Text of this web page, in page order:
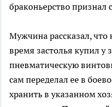
браконьерство признал
Мужчина рассказал, что
время застолья купил у
пневматическую
сам переделал ее в
хранить в указанном